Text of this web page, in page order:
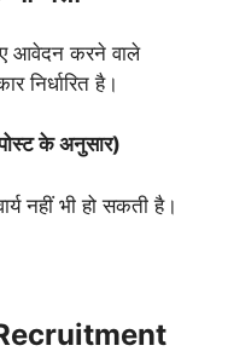
आवेदन करने वाले
निर्धारित है।
के अनुसार)
नहीं भी हो सकती है।